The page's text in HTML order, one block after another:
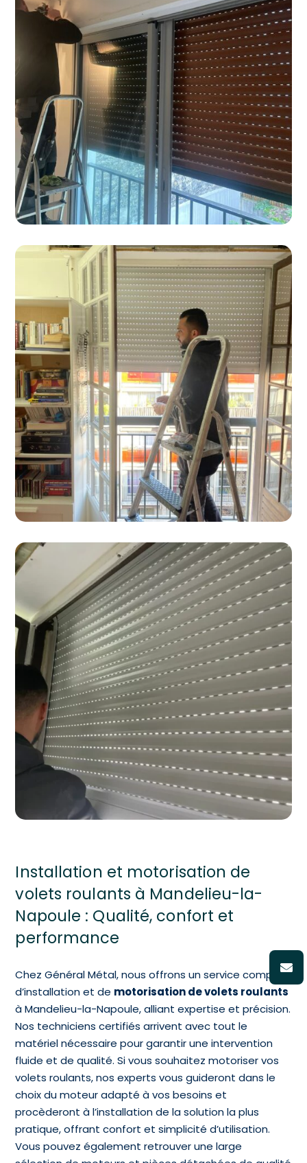
Installation et motorisation de
volets roulants à Mandelieu-la-
Napoule : Qualité, confort et
performance
Chez Général Métal, nous offrons un service complet
d’installation et de motorisation de volets roulants
à Mandelieu-la-Napoule, alliant expertise et précision.
Nos techniciens certifiés arrivent avec tout le
matériel nécessaire pour garantir une intervention
fluide et de qualité. Si vous souhaitez motoriser vos
volets roulants, nos experts vous guideront dans le
choix du moteur adapté à vos besoins et
procèderont à l’installation de la solution la plus
pratique, offrant confort et simplicité d’utilisation.
Vous pouvez également retrouver une large